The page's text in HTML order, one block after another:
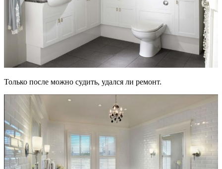
Только после можно судить, удался ли ремонт.